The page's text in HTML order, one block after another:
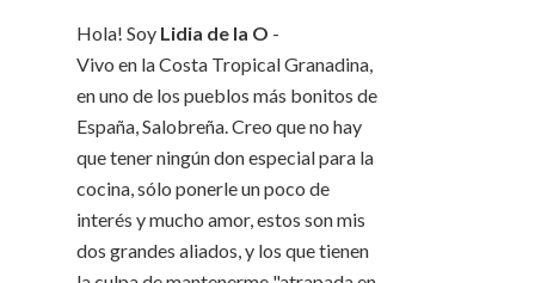
Hola! Soy Lidia de la O -
Vivo en la Costa Tropical Granadina,
en uno de los pueblos más bonitos de
España, Salobreña. Creo que no hay
que tener ningún don especial para la
cocina, sólo ponerle un poco de
interés y mucho amor, estos son mis
dos grandes aliados, y los que tienen